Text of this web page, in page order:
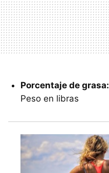
Porcentaje de grasa:
Peso en libras